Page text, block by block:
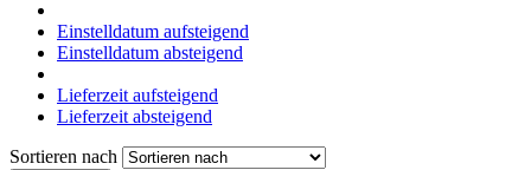
Einstelldatum aufsteigend
Einstelldatum absteigend
Lieferzeit aufsteigend
Lieferzeit absteigend
Sortieren nach